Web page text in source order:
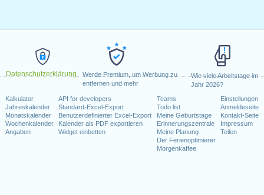
Datenschutzerklärung
Werde Premium, um Werbung zu
entfernen und mehr
Wie viele Arbeitstage im
Jahr 2026?
Kalkulator
Jahreskalender
Monatskalender
Wochenkalender
Angaben
API for developers
Standard-Excel-Export
Benutzerdefinierter Excel-Export
Kalender als PDF exportieren
Widget einbetten
Teams
Todo list
Meine Geburtstage
Erinnerungszentrale
Meine Planung
Der Ferienoptimierer
Morgenkaffee
Einstellungen
Anmeldeseite
Kontakt-Seite
Impressum
Teilen